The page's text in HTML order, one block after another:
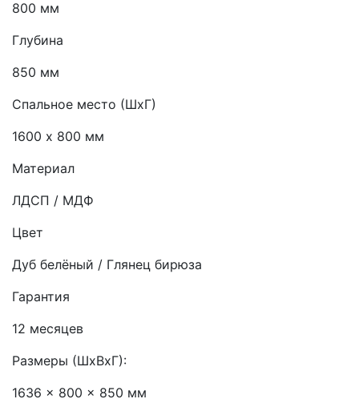
800 мм
Глубина
850 мм
Спальное место (ШхГ)
1600 х 800 мм
Материал
ЛДСП / МДФ
Цвет
Дуб белёный / Глянец бирюза
Гарантия
12 месяцев
Размеры (ШхВхГ):
1636 x 800 x 850 мм